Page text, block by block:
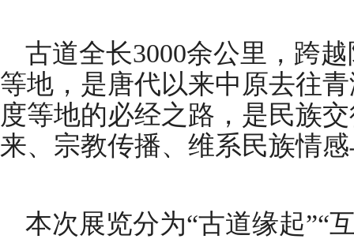
古道全长3000余公里，跨
等地，是唐代以来中原去往
度等地的必经之路，是民族
来、宗教传播、维系民族情
本次展览分为“古道缘起”“